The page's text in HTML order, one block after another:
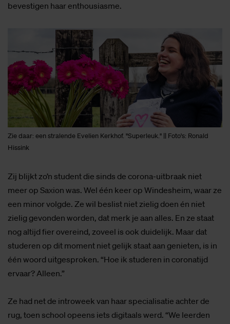
bevestigen haar enthousiasme.
Zie daar: een stralende Evelien Kerkhof. "Superleuk." || Foto's: Ronald
Hissink
Zij blijkt zo’n student die sinds de corona-uitbraak niet
meer op Saxion was. Wel één keer op Windesheim, waar ze
een minor volgde. Ze wil beslist niet zielig doen én niet
zielig gevonden worden, dat merk je aan alles. En ze staat
nog altijd fier overeind, zoveel is ook duidelijk. Maar dat
studeren op dit moment niet gelijk staat aan genieten, is in
één woord uitgesproken. “Hoe ik studeren in coronatijd
ervaar? Alleen.”
Ze had net de introweek van haar specialisatie achter de
rug, toen school opeens iets digitaals werd. “We leerden